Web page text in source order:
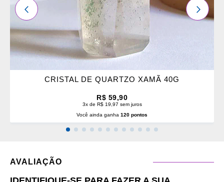
CRISTAL DE QUARTZO XAMÃ 40G
R$ 59,90
3x de R$ 19,97 sem juros
Você ainda ganha 120 pontos
ANTERIOR
AVALIAÇÃO